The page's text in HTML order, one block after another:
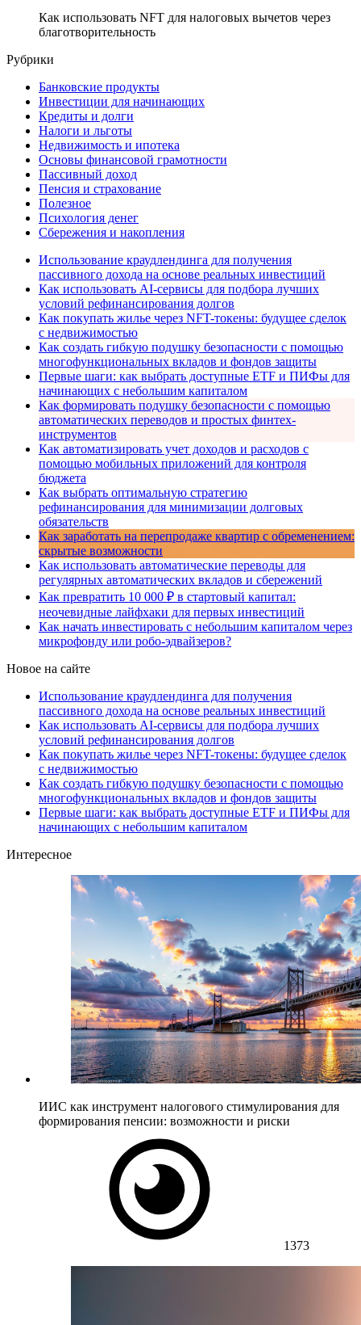
Как использовать NFT для налоговых вычетов через
благотворительность
Рубрики
Банковские продукты
Инвестиции для начинающих
Кредиты и долги
Налоги и льготы
Недвижимость и ипотека
Основы финансовой грамотности
Пассивный доход
Пенсия и страхование
Полезное
Психология денег
Сбережения и накопления
Использование краудлендинга для получения
пассивного дохода на основе реальных инвестиций
Как использовать AI-сервисы для подбора лучших
условий рефинансирования долгов
Как покупать жилье через NFT-токены: будущее сделок
с недвижимостью
Как создать гибкую подушку безопасности с помощью
многофункциональных вкладов и фондов защиты
Первые шаги: как выбрать доступные ETF и ПИФы для
начинающих с небольшим капиталом
Как формировать подушку безопасности с помощью
автоматических переводов и простых финтех-
инструментов
Как автоматизировать учет доходов и расходов с
помощью мобильных приложений для контроля
бюджета
Как выбрать оптимальную стратегию
рефинансирования для минимизации долговых
обязательств
Как заработать на перепродаже квартир с обременением:
скрытые возможности
Как использовать автоматические переводы для
регулярных автоматических вкладов и сбережений
Как превратить 10 000 ₽ в стартовый капитал:
неочевидные лайфхаки для первых инвестиций
Как начать инвестировать с небольшим капиталом через
микрофонду или робо-эдвайзеров?
Новое на сайте
Использование краудлендинга для получения
пассивного дохода на основе реальных инвестиций
Как использовать AI-сервисы для подбора лучших
условий рефинансирования долгов
Как покупать жилье через NFT-токены: будущее сделок
с недвижимостью
Как создать гибкую подушку безопасности с помощью
многофункциональных вкладов и фондов защиты
Первые шаги: как выбрать доступные ETF и ПИФы для
начинающих с небольшим капиталом
Интересное
ИИС как инструмент налогового стимулирования для
формирования пенсии: возможности и риски
1373